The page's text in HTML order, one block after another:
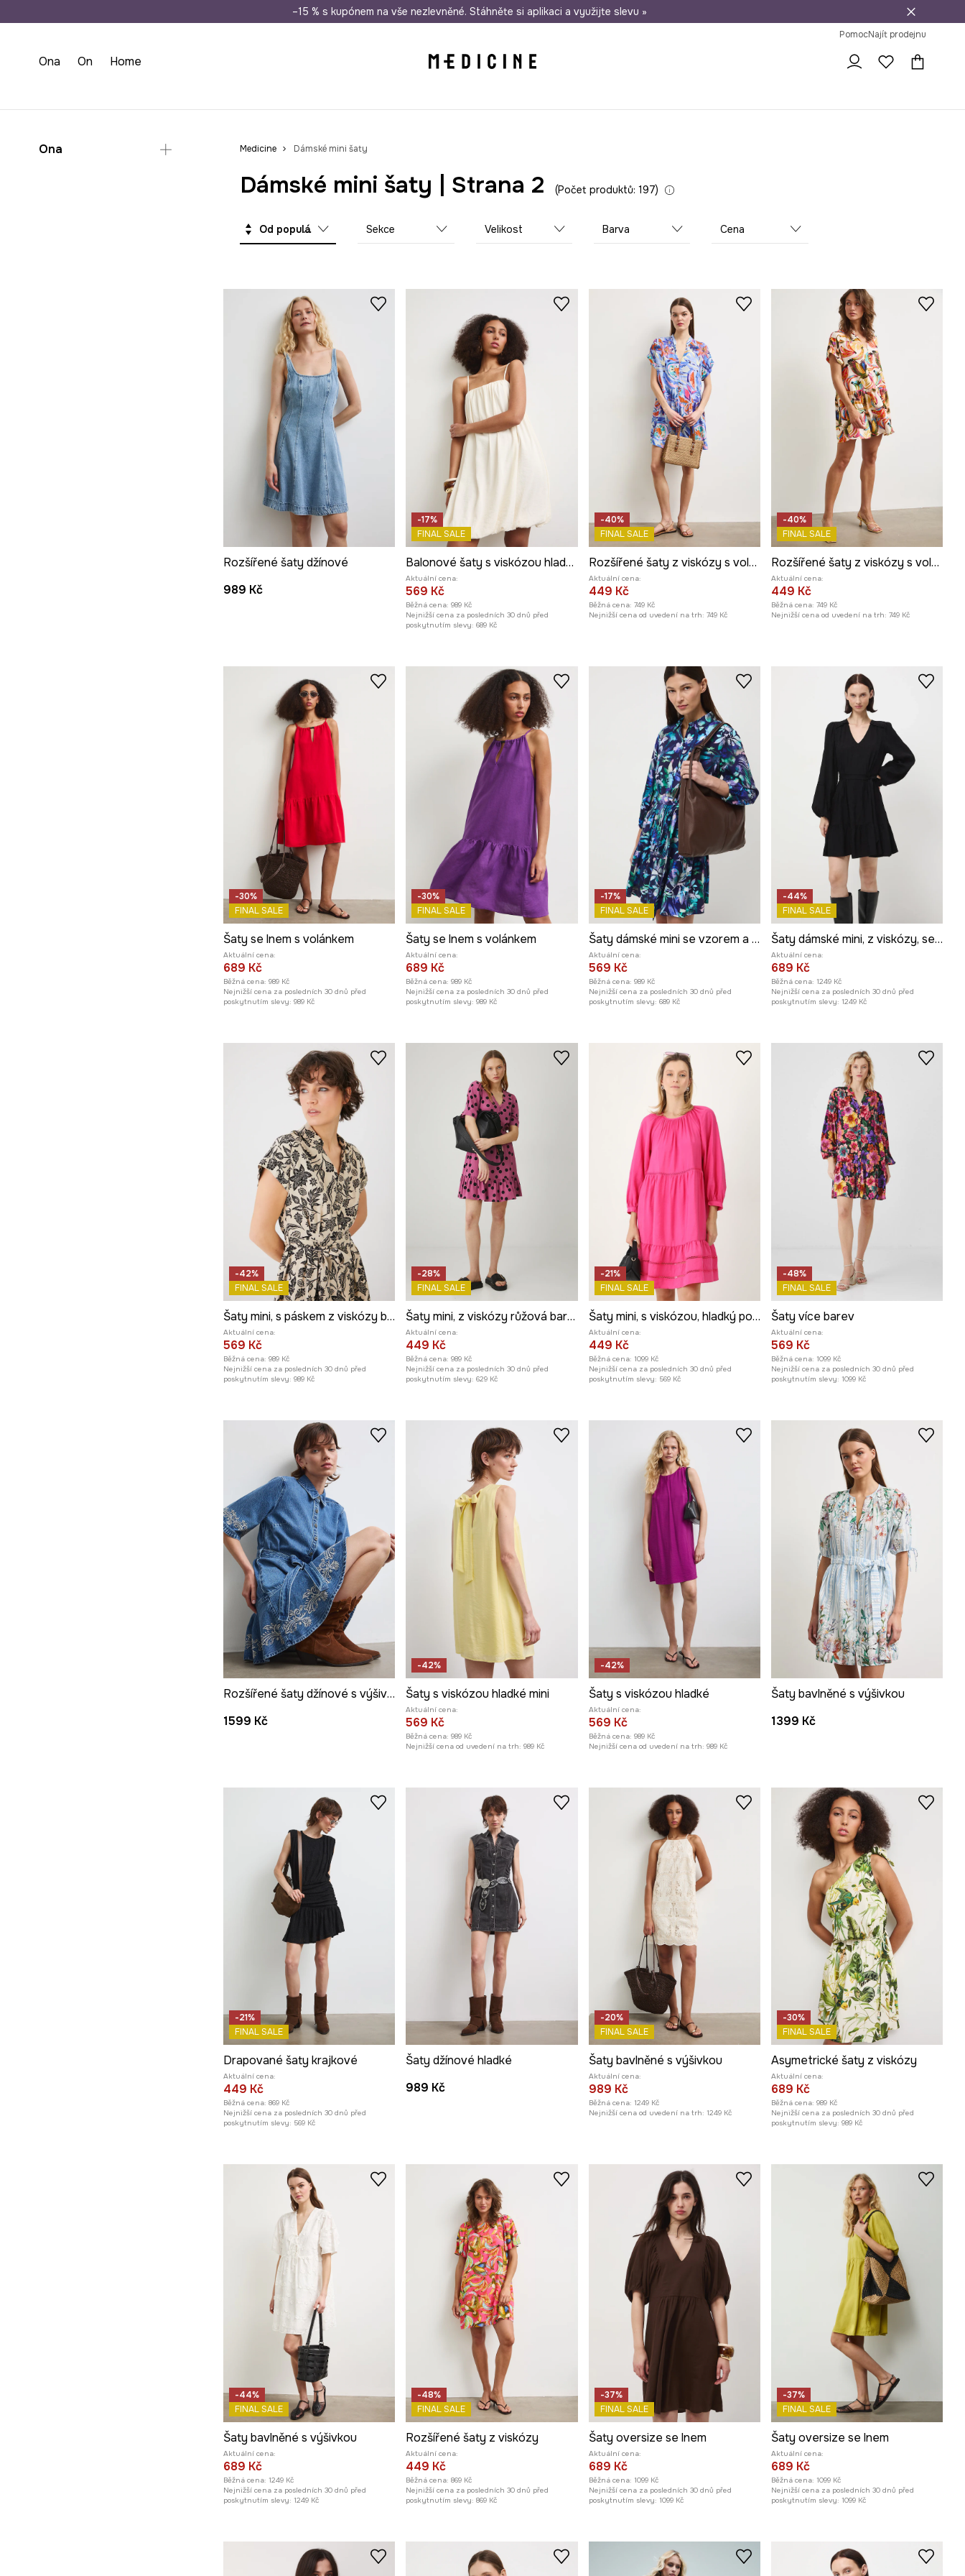
Doprava zdarma při nákupu nad 1 200 Kč Odeslání i do 24 hodin 30 dní na vrácení zboží
–15 % s kupónem na vše nezlevněné. Stáhněte si aplikaci a využijte slevu »
PomocNajít prodejnu
Ona On Home
Ona Medicine Dámské mini šaty
Dámské mini šaty | Strana 2 Počet produktů: 197
Od populárních Sekce Velikost Barva Cena
Rozšířené šaty džínové
989 Kč
-17%
FINAL SALE
Balonové šaty s viskózou hladké
Aktuální cena:
569 Kč
Běžná cena: 989 Kč
Nejnižší cena za posledních 30 dnů před
poskytnutím slevy: 689 Kč
-40%
FINAL SALE
Rozšířené šaty z viskózy s volánkem
Aktuální cena:
449 Kč
Běžná cena: 749 Kč
Nejnižší cena od uvedení na trh: 749 Kč
-40%
FINAL SALE
Rozšířené šaty z viskózy s volánkem
Aktuální cena:
449 Kč
Běžná cena: 749 Kč
Nejnižší cena od uvedení na trh: 749 Kč
-30%
FINAL SALE
Šaty se lnem s volánkem
Aktuální cena:
689 Kč
Běžná cena: 989 Kč
Nejnižší cena za posledních 30 dnů před
poskytnutím slevy: 989 Kč
-30%
FINAL SALE
Šaty se lnem s volánkem
Aktuální cena:
689 Kč
Běžná cena: 989 Kč
Nejnižší cena za posledních 30 dnů před
poskytnutím slevy: 989 Kč
-17%
FINAL SALE
Šaty dámské mini se vzorem a páskem
Aktuální cena:
569 Kč
Běžná cena: 989 Kč
Nejnižší cena za posledních 30 dnů před
poskytnutím slevy: 689 Kč
-44%
FINAL SALE
Šaty dámské mini, z viskózy, se vzorem
Aktuální cena:
689 Kč
Běžná cena: 1249 Kč
Nejnižší cena za posledních 30 dnů před
poskytnutím slevy: 1249 Kč
-42%
FINAL SALE
Šaty mini, s páskem z viskózy béžová barva
Aktuální cena:
569 Kč
Běžná cena: 989 Kč
Nejnižší cena za posledních 30 dnů před
poskytnutím slevy: 989 Kč
-28%
FINAL SALE
Šaty mini, z viskózy růžová barva
Aktuální cena:
449 Kč
Běžná cena: 989 Kč
Nejnižší cena za posledních 30 dnů před
poskytnutím slevy: 629 Kč
-21%
FINAL SALE
Šaty mini, s viskózou, hladký povrch růžová barva
Aktuální cena:
449 Kč
Běžná cena: 1099 Kč
Nejnižší cena za posledních 30 dnů před
poskytnutím slevy: 569 Kč
-48%
FINAL SALE
Šaty více barev
Aktuální cena:
569 Kč
Běžná cena: 1099 Kč
Nejnižší cena za posledních 30 dnů před
poskytnutím slevy: 1099 Kč
Rozšířené šaty džínové s výšivkami
1599 Kč
-42%
Šaty s viskózou hladké mini
Aktuální cena:
569 Kč
Běžná cena: 989 Kč
Nejnižší cena od uvedení na trh: 989 Kč
-42%
Šaty s viskózou hladké
Aktuální cena:
569 Kč
Běžná cena: 989 Kč
Nejnižší cena od uvedení na trh: 989 Kč
Šaty bavlněné s výšivkou
1399 Kč
-21%
FINAL SALE
Drapované šaty krajkové
Aktuální cena:
449 Kč
Běžná cena: 869 Kč
Nejnižší cena za posledních 30 dnů před
poskytnutím slevy: 569 Kč
Šaty džínové hladké
989 Kč
-20%
FINAL SALE
Šaty bavlněné s výšivkou
Aktuální cena:
989 Kč
Běžná cena: 1249 Kč
Nejnižší cena od uvedení na trh: 1249 Kč
-30%
FINAL SALE
Asymetrické šaty z viskózy
Aktuální cena:
689 Kč
Běžná cena: 989 Kč
Nejnižší cena za posledních 30 dnů před
poskytnutím slevy: 989 Kč
-44%
FINAL SALE
Šaty bavlněné s výšivkou
Aktuální cena:
689 Kč
Běžná cena: 1249 Kč
Nejnižší cena za posledních 30 dnů před
poskytnutím slevy: 1249 Kč
-48%
FINAL SALE
Rozšířené šaty z viskózy
Aktuální cena:
449 Kč
Běžná cena: 869 Kč
Nejnižší cena za posledních 30 dnů před
poskytnutím slevy: 869 Kč
-37%
FINAL SALE
Šaty oversize se lnem
Aktuální cena:
689 Kč
Běžná cena: 1099 Kč
Nejnižší cena za posledních 30 dnů před
poskytnutím slevy: 1099 Kč
-37%
FINAL SALE
Šaty oversize se lnem
Aktuální cena:
689 Kč
Běžná cena: 1099 Kč
Nejnižší cena za posledních 30 dnů před
poskytnutím slevy: 1099 Kč